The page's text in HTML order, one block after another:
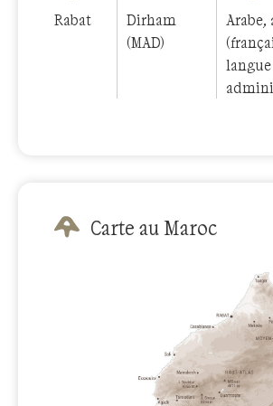
Rabat
Dirham
(MAD)
Arabe,
langue
Carte au Maroc